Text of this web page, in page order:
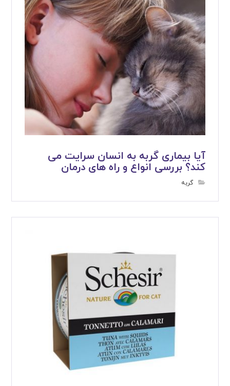
آیا بیماری گربه به انسان سرایت می
کند؟ بررسی انواع و راه های درمان
گربه